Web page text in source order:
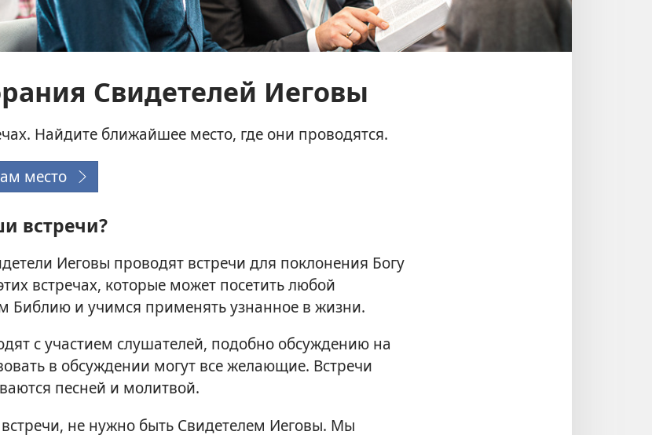
Свидетелей Иеговы
Найдите ближайшее место, где они проводятся.
место
встречи?
Иеговы проводят встречи для поклонения Богу
встречах, которые может посетить любой
и учимся применять узнанное в жизни.
с участием слушателей, подобно обсуждению на
в обсуждении могут все желающие. Встречи
песней и молитвой.
не нужно быть Свидетелем Иеговы. Мы